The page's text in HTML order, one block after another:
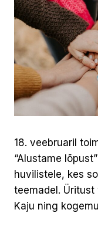
18. veebruaril
“Alustame
huvilistele, kes
teemadel.
Kaju ning